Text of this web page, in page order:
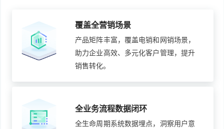
覆盖全营销场景
产品矩阵丰富，覆盖电销和网销场景，
助力企业高效、多元化客户管理，提升
销售转化。
全业务流程数据闭环
全生命周期系统数据埋点，洞察用户意